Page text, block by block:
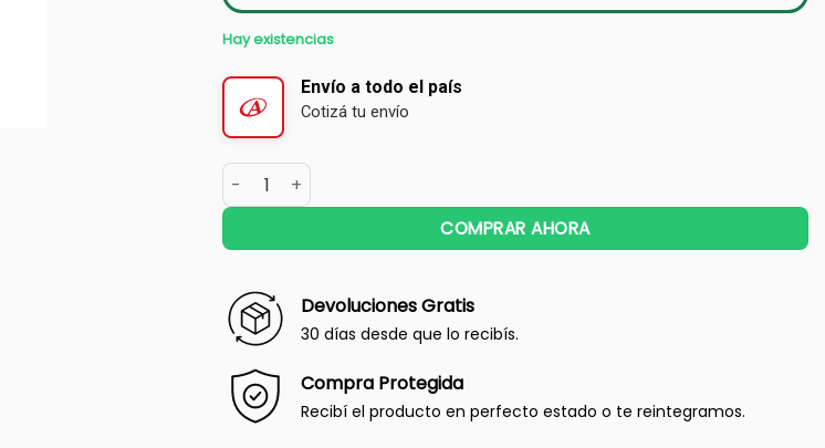
Hay existencias
Envío a todo el país
Cotizá tu envío
COMPRAR AHORA
Devoluciones Gratis
30 días desde que lo recibís.
Compra Protegida
Recibí el producto en perfecto estado o te reintegramos.